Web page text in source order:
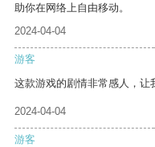
助你在网络上自由移动。
2024-04-04
游客
这款游戏的剧情非常感人，让
2024-04-04
游客